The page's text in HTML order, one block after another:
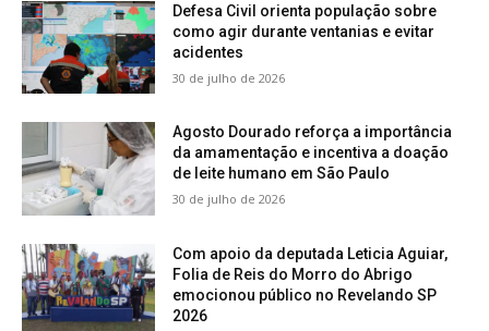
Defesa Civil orienta população sobre
como agir durante ventanias e evitar
acidentes
30 de julho de 2026
Agosto Dourado reforça a importância
da amamentação e incentiva a doação
de leite humano em São Paulo
30 de julho de 2026
Com apoio da deputada Leticia Aguiar,
Folia de Reis do Morro do Abrigo
emocionou público no Revelando SP
2026